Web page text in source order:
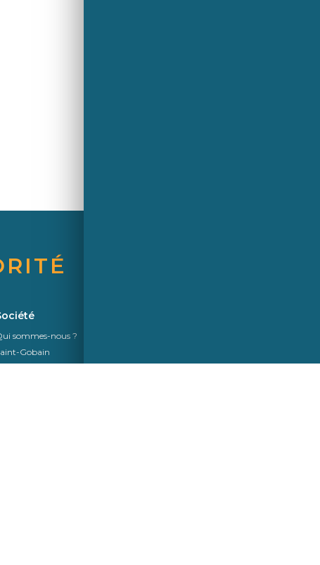
sommes-nous ?
Gobain